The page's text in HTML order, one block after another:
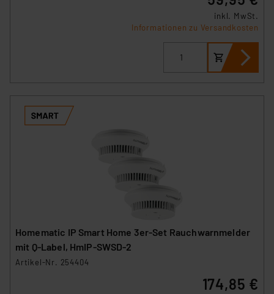
Datenschutz nach EU-Standards eingestuft wird. So
besteht etwa das Risiko, dass US-Behörden
Überwachungsprogrammen verarbeiten, ohne dass
hiergegen Klagemöglichkeiten für Europäer bestehen.
Europäischen Kommission sowie einer eigenen
Beurteilung der mit der Datenübermittlung,
insbesondere der Art der übermittelten Daten,
inkl. MwSt.
Informationen zu Versandkosten
Homematic IP Smart Home 3er-Set Rauchwarnmelder
mit Q-Label, HmIP-SWSD-2
Artikel-Nr. 254404
174,85 €